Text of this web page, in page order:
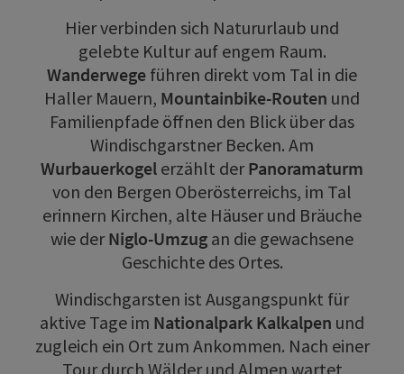
Hier verbinden sich Natururlaub und
gelebte Kultur auf engem Raum.
Wanderwege führen direkt vom Tal in die
Haller Mauern, Mountainbike-Routen und
Familienpfade öffnen den Blick über das
Windischgarstner Becken. Am
Wurbauerkogel erzählt derPanoramaturm
von den Bergen Oberösterreichs, im Tal
erinnern Kirchen, alte Häuser und Bräuche
wie derNiglo-Umzug an die gewachsene
Geschichte des Ortes.
Windischgarsten ist Ausgangspunkt für
aktive Tage im Nationalpark Kalkalpen und
zugleich ein Ort zum Ankommen. Nach einer
Tour durch Wälder und Almen wartet